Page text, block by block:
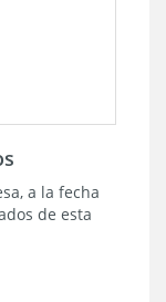
a la fecha
de esta